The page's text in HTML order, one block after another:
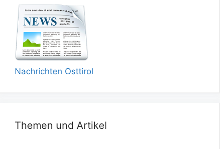
Nachrichten Osttirol
Themen und Artikel